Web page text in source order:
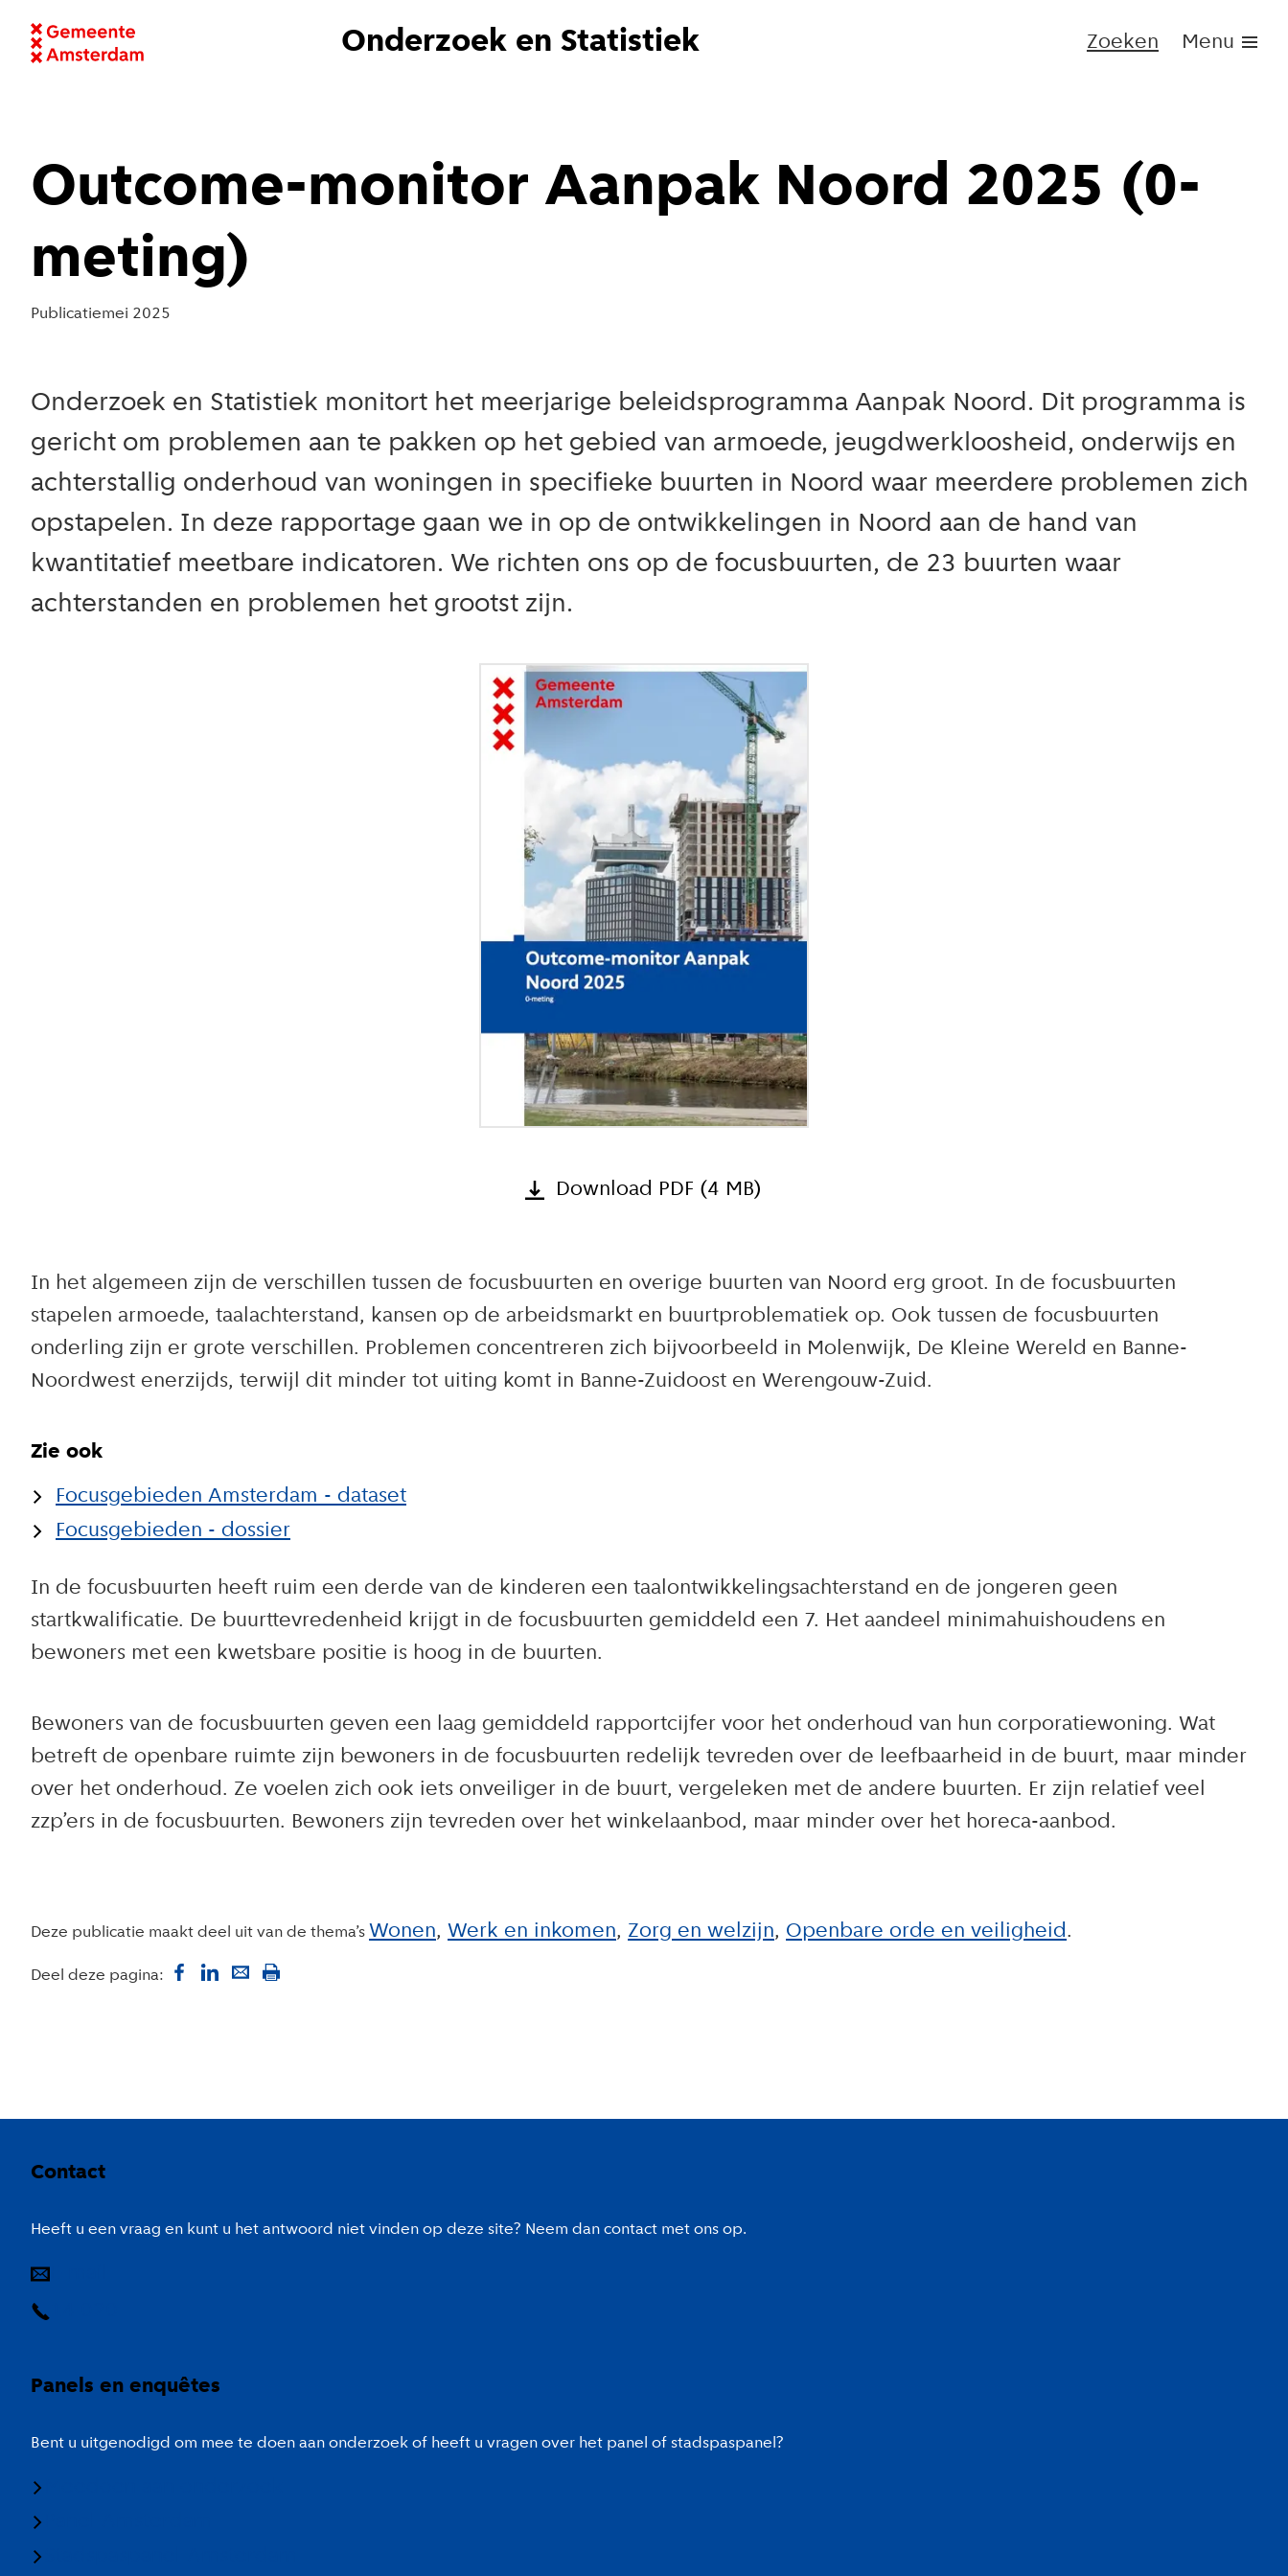
Onderzoek en Statistiek Zoeken Menu
Outcome-monitor Aanpak Noord 2025 (0-
meting)
Publicatiemei 2025
Onderzoek en Statistiek monitort het meerjarige beleidsprogramma Aanpak Noord. Dit programma is
gericht om problemen aan te pakken op het gebied van armoede, jeugdwerkloosheid, onderwijs en
achterstallig onderhoud van woningen in specifieke buurten in Noord waar meerdere problemen zich
opstapelen. In deze rapportage gaan we in op de ontwikkelingen in Noord aan de hand van
kwantitatief meetbare indicatoren. We richten ons op de focusbuurten, de 23 buurten waar
achterstanden en problemen het grootst zijn.
Download PDF (4 MB)
In het algemeen zijn de verschillen tussen de focusbuurten en overige buurten van Noord erg groot. In de focusbuurten
stapelen armoede, taalachterstand, kansen op de arbeidsmarkt en buurtproblematiek op. Ook tussen de focusbuurten
onderling zijn er grote verschillen. Problemen concentreren zich bijvoorbeeld in Molenwijk, De Kleine Wereld en Banne-
Noordwest enerzijds, terwijl dit minder tot uiting komt in Banne-Zuidoost en Werengouw-Zuid.
Zie ook
Focusgebieden Amsterdam - dataset
Focusgebieden - dossier
In de focusbuurten heeft ruim een derde van de kinderen een taalontwikkelingsachterstand en de jongeren geen
startkwalificatie. De buurttevredenheid krijgt in de focusbuurten gemiddeld een 7. Het aandeel minimahuishoudens en
bewoners met een kwetsbare positie is hoog in de buurten.
Bewoners van de focusbuurten geven een laag gemiddeld rapportcijfer voor het onderhoud van hun corporatiewoning. Wat
betreft de openbare ruimte zijn bewoners in de focusbuurten redelijk tevreden over de leefbaarheid in de buurt, maar minder
over het onderhoud. Ze voelen zich ook iets onveiliger in de buurt, vergeleken met de andere buurten. Er zijn relatief veel
zzp’ers in de focusbuurten. Bewoners zijn tevreden over het winkelaanbod, maar minder over het horeca-aanbod.
Deze publicatie maakt deel uit van de thema’s Wonen Werk en inkomen Zorg en welzijn Openbare orde en veiligheid
Deel deze pagina:
Contact
Heeft u een vraag en kunt u het antwoord niet vinden op deze site? Neem dan contact met ons op.
Panels en enquêtes
Bent u uitgenodigd om mee te doen aan onderzoek of heeft u vragen over het panel of stadspaspanel?